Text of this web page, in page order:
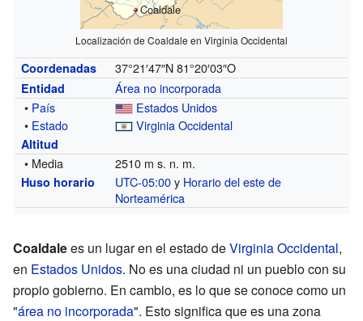
Coaldale
Localización de Coaldale en Virginia Occidental
Coordenadas 37°21′47″N 81°20′03″O
Entidad
Área no incorporada
• País
Estados Unidos
• Estado Virginia Occidental
Altitud
• Media 2510 m s. n. m.
Huso horario UTC-05:00y Horario del este de
Norteamérica
Coaldalees un lugar en el estado deVirginia Occidental,
en Estados Unidos. No es una ciudad ni un pueblo con su
propio gobierno. En cambio, es lo que se conoce como un
"área no incorporada". Esto significa que es una zona